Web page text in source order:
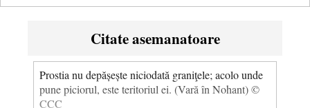
Citate asemanatoare
Prostia nu depășește niciodată graniţele; acolo unde
pune piciorul, este teritoriul ei. (Vară în Nohant) ©
CCC